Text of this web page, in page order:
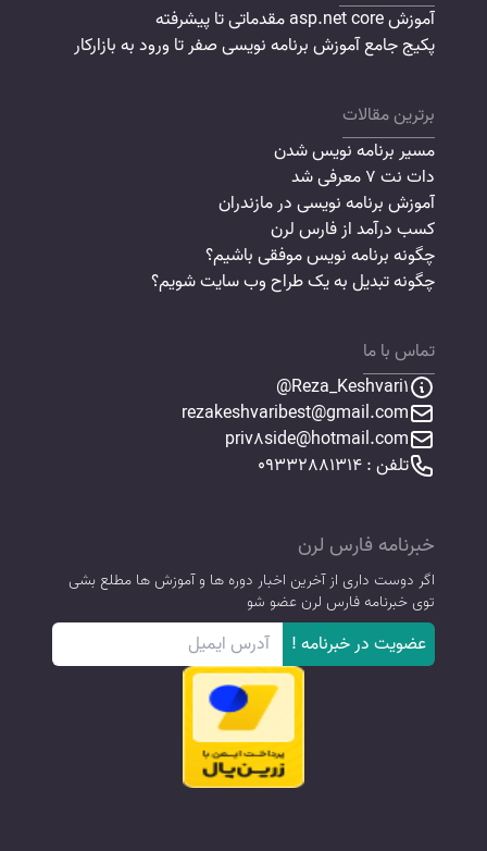
آموزش asp.net core مقدماتی تا پیشرفته
پکیج جامع آموزش برنامه نویسی صفر تا ورود به بازارکار
برترین مقالات
مسیر برنامه نویس شدن
دات نت 7 معرفی شد
آموزش برنامه نویسی در مازندران
کسب درآمد از فارس لرن
چگونه برنامه نویس موفقی باشیم؟
چگونه تبدیل به یک طراح وب سایت شویم؟
تماس با ما
Reza_Keshvari1@
rezakeshvaribest@gmail.com
priv8side@hotmail.com
تلفن : 09332881314
خبرنامه فارس لرن
اگر دوست داری از آخرین اخبار دوره ها و آموزش ها مطلع بشی
توی خبرنامه فارس لرن عضو شو
عضویت در خبرنامه !